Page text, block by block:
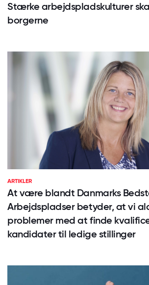
Stærke arbejdspladskulturer
borgerne
ARTIKLER
At være blandt Danmarks
Arbejdspladser betyder, at vi
problemer med at finde
kandidater til ledige stillinger